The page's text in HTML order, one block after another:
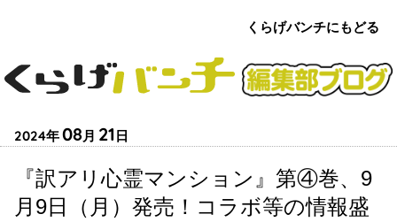
くらげバンチ
編集部
くらげバンチにもどる
2024 08 21
『訳アリ心霊マンション』第④巻、9
月9日（月）発売！コラボ等の情報盛